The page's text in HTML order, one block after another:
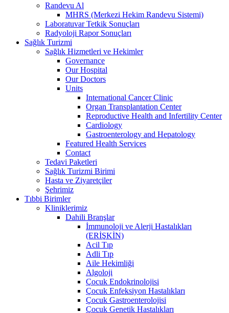
Randevu Al
MHRS (Merkezi Hekim Randevu Sistemi)
Laboratuvar Tetkik Sonuçları
Radyoloji Rapor Sonuçları
Sağlık Turizmi
Sağlık Hizmetleri ve Hekimler
Governance
Our Hospital
Our Doctors
Units
International Cancer Clinic
Organ Transplantation Center
Reproductive Health and Infertility Center
Cardiology
Gastroenterology and Hepatology
Featured Health Services
Contact
Tedavi Paketleri
Sağlık Turizmi Birimi
Hasta ve Ziyaretçiler
Şehrimiz
Tıbbi Birimler
Kliniklerimiz
Dahili Branşlar
İmmunoloji ve Alerji Hastalıkları
(ERİŞKİN)
Acil Tıp
Adli Tıp
Aile Hekimliği
Algoloji
Çocuk Endokrinolojisi
Çocuk Enfeksiyon Hastalıkları
Çocuk Gastroenterolojisi
Çocuk Genetik Hastalıkları